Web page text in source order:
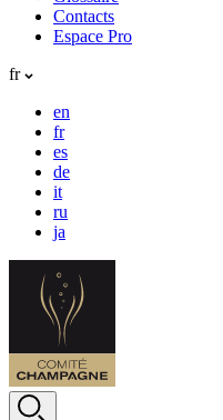
Contacts
Espace Pro
fr
en
fr
es
de
it
ru
ja